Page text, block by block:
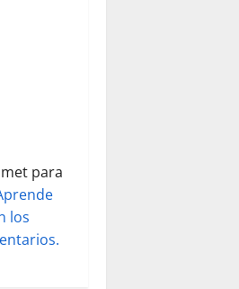
para
los